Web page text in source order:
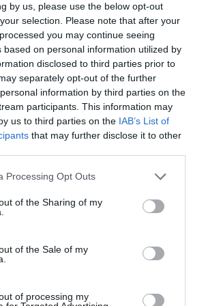
by us, please use the below opt-out
selection. Please note that after your
you may continue seeing
based on personal information utilized by
disclosed to third parties prior to
separately opt-out of the further
information by third parties on the
participants. This information may
us to third parties on the IAB’s List of
that may further disclose it to other
Processing Opt Outs
of the Sharing of my
of the Sale of my
of processing my
hoteleras. Así mismo "las
aprovechan que han
tiempos para cambiar
el sector de la lavandería
hoteles pequeños o
centros veterinarios... No
lavandería, pero los quedan
domésticos por sus
industrial", explican desde la
Girbau apuntan que ya se ha
las barreras culturales que
países de Europa respeto lavar